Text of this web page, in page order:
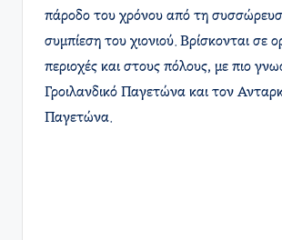
πάροδο του χρόνου από τη
συμπίεση του χιονιού. Βρίσκονται σε
περιοχές και στους πόλους, με πιο
Γροιλανδικό Παγετώνα και τον
Παγετώνα.